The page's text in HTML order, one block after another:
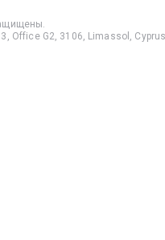
.
Office G2, 3106, Limassol,